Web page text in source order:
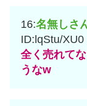
16:名無しさ
ID:lqStu/XU0
全く売れて
うなw